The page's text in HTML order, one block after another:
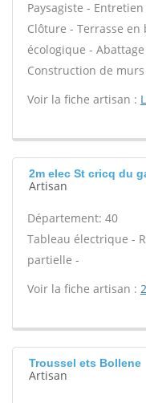
Paysagiste -
Clôture - Terrasse
écologique -
Construction de murs
Voir la fiche artisan :
2m elec St cricq du
Artisan
Département: 40
Tableau électrique -
partielle -
Voir la fiche artisan :
Troussel ets Bollene
Artisan